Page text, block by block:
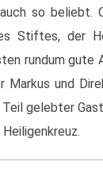
so beliebt.
Stiftes, der
rundum
Markus und
Teil gelebter